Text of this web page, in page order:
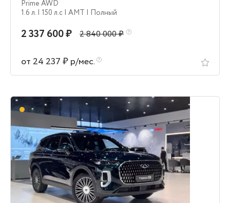
Prime AWD
1.6 л. | 150 л.c | AMT | Полный
2 337 600 ₽ 2 840 000 ₽
от 24 237 ₽ р/мес.
В пути